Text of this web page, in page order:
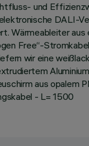
und
DALI-
Wärmeableiter
Free“-
wir eine
aus opalem
- L= 1500